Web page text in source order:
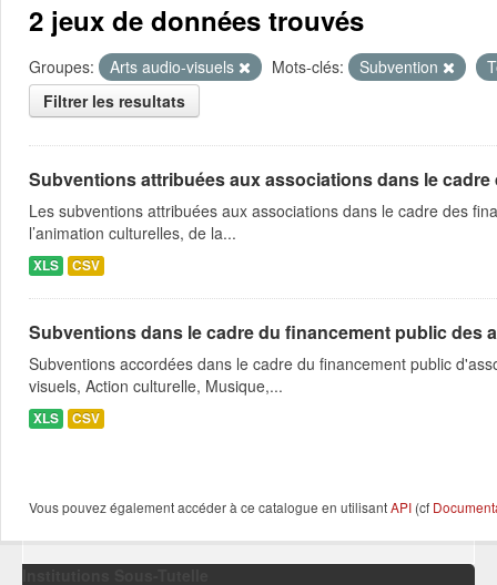
2 jeux de données trouvés
Groupes: Arts audio-visuels Mots-clés: Subvention
Filtrer les resultats
Subventions attribuées aux associations dans le
Les subventions attribuées aux associations dans le cadre des
l’animation culturelles, de la...
XLS CSV
Subventions dans le cadre du financement public des
Subventions accordées dans le cadre du financement public
visuels, Action culturelle, Musique,...
XLS CSV
Vous pouvez également accéder à ce catalogue en utilisantAPI (cf